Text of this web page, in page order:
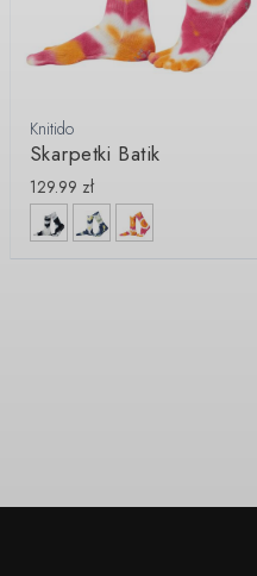
Knitido
Skarpetki Batik
129.99 zł